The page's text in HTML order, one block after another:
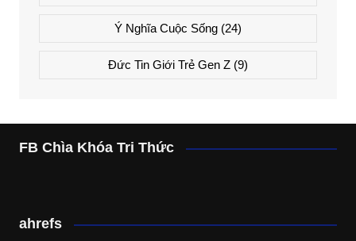
Ý Nghĩa Cuộc Sống(24)
Đức Tin Giới Trẻ Gen Z(9)
FB Chìa Khóa Tri Thức
ahrefs